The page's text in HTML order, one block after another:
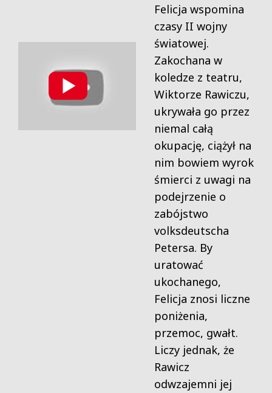
Felicja wspomina
czasy II wojny
światowej.
Zakochana w
koledze z teatru,
Wiktorze Rawiczu,
ukrywała go przez
niemal całą
okupację, ciążył na
nim bowiem wyrok
śmierci z uwagi na
podejrzenie o
zabójstwo
volksdeutscha
Petersa. By
uratować
ukochanego,
Felicja znosi liczne
poniżenia,
przemoc, gwałt.
Liczy jednak, że
Rawicz
odwzajemni jej